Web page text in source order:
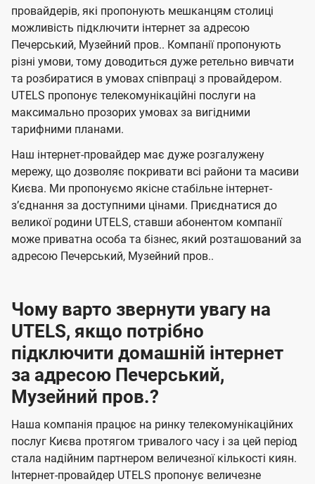
п
а
н
і
ї
U
t
e
l
s
е
л
е
б
а
ч
е
н
н
я
н
н
я
м
е
л
е
б
а
ч
н
н
я
н
н
я
м
провайдерів, які пропонують мешканцям столиці
можливість підключити інтернет за адресою
Печерський, Музейний пров.. Компанії пропонують
різні умови, тому доводиться дуже ретельно вивчати
та розбиратися в умовах співпраці з провайдером.
UTELS пропонує телекомунікаційні послуги на
максимально прозорих умовах за вигідними
тарифними планами.
Наш інтернет-провайдер має дуже розгалужену
мережу, що дозволяє покривати всі райони та масиви
Києва. Ми пропонуємо якісне стабільне інтернет-
зʼєднання за доступними цінами. Приєднатися до
великої родини UTELS, ставши абонентом компанії
може приватна особа та бізнес, який розташований за
адресою Печерський, Музейний пров..
Чому варто звернути увагу на
UTELS, якщо потрібно
підключити домашній інтернет
за адресою Печерський,
Музейний пров.?
Наша компанія працює на ринку телекомунікаційних
послуг Києва протягом тривалого часу і за цей період
стала надійним партнером величезної кількості киян.
Інтернет-провайдер UTELS пропонує величезне